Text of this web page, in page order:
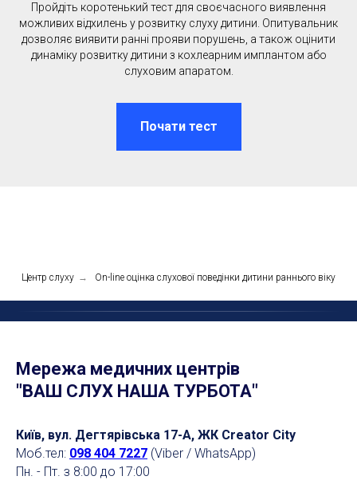
Пройдіть коротенький тест для своєчасного виявлення
можливих відхилень у розвитку слуху дитини. Опитувальник
дозволяє виявити ранні прояви порушень, а також оцінити
динаміку розвитку дитини з кохлеарним имплантом або
слуховим апаратом.
Почати тест
Центр слуху → On-line оцінка слухової поведінки дитини раннього віку
Мережа медичних центрів
"ВАШ СЛУХ НАША ТУРБОТА"
Київ, вул. Дегтярівська 17-А, ЖК Creator City
Моб.тел: 098 404 7227 (Viber / WhatsApp)
Пн. - Пт. з 8:00 до 17:00